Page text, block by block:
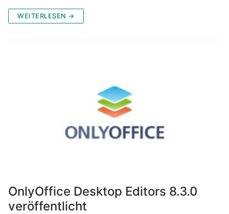
WEITERLESEN →
OnlyOffice Desktop Editors 8.3.0
veröffentlicht